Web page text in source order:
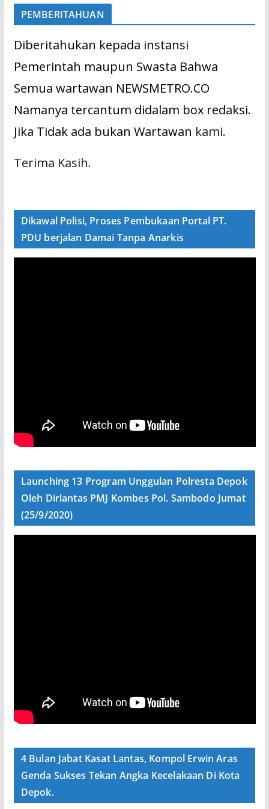
PEMBERITAHUAN
Diberitahukan kepada instansi
Pemerintah maupun Swasta Bahwa
Semua wartawan NEWSMETRO.CO
Namanya tercantum didalam box redaksi.
Jika Tidak ada bukan Wartawan kami.
Terima Kasih.
Dikawal Polisi, Proses Pembukaan Portal PT.
PDU berjalan Damai Tanpa Anarkis
Launching 13 Program Unggulan Polresta Depok
Oleh Dirlantas PMJ Kombes Pol. Sambodo Jumat
(25/9/2020)
4 Bulan Jabat Kasat Lantas, Kompol Erwin Aras
Genda Sukses Tekan Angka Kecelakaan Di Kota
Depok.